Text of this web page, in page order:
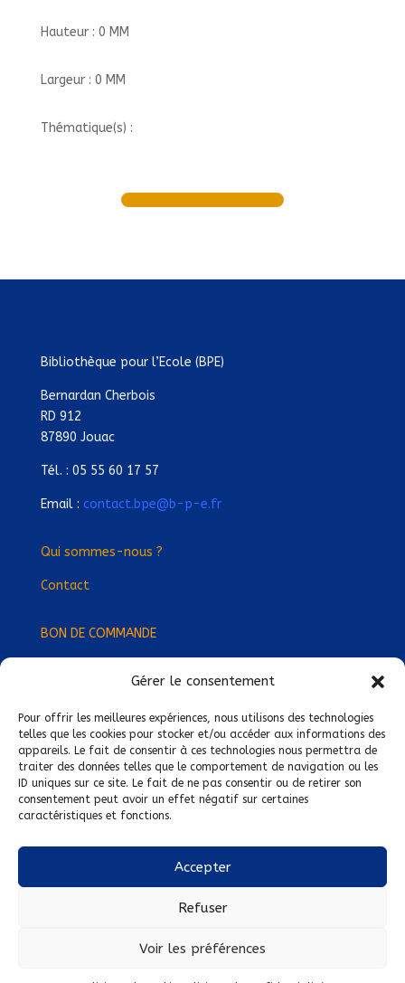
Gérer le consentement
Pour offrir les meilleures expériences, nous utilisons des technologies
telles que les cookies pour stocker et/ou accéder aux informations des
appareils. Le fait de consentir à ces technologies nous permettra de
traiter des données telles que le comportement de navigation ou les
ID uniques sur ce site. Le fait de ne pas consentir ou de retirer son
consentement peut avoir un effet négatif sur certaines
caractéristiques et fonctions.
Accepter
Refuser
Voir les préférences
Hauteur : 0 MM
Largeur : 0 MM
Thématique(s) :
Bibliothèque pour l’Ecole (BPE)
Bernardan Cherbois
RD 912
87890 Jouac
Tél. : 05 55 60 17 57
Email : contact.bpe@b-p-e.fr
Qui sommes-nous ?
Contact
BON DE COMMANDE
Devenez Délégué·e Régional·e !
Trouvez-nous près de chez vous !
Mentions légales
Conditions générales de vente
Politique de confidentialité